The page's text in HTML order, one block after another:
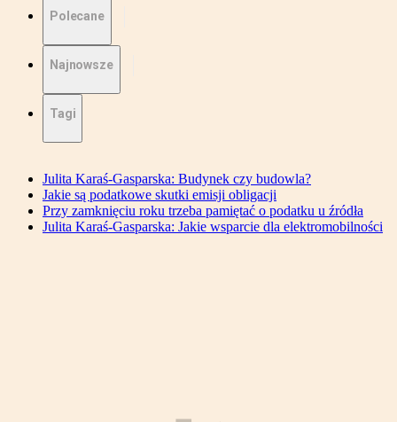
Polecane
Najnowsze
Tagi
Julita Karaś-Gasparska: Budynek czy budowla?
Jakie są podatkowe skutki emisji obligacji
Przy zamknięciu roku trzeba pamiętać o podatku u źródła
Julita Karaś-Gasparska: Jakie wsparcie dla elektromobilności